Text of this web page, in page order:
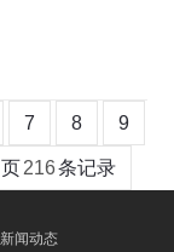
7 8 9
页216条记录
新闻动态